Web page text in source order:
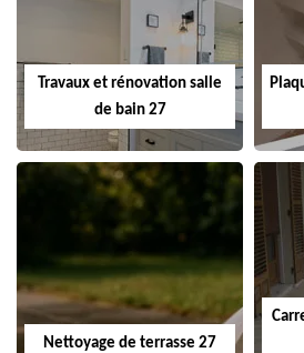
Travaux et rénovation salle
de bain 27
Nettoyage de terrasse 27